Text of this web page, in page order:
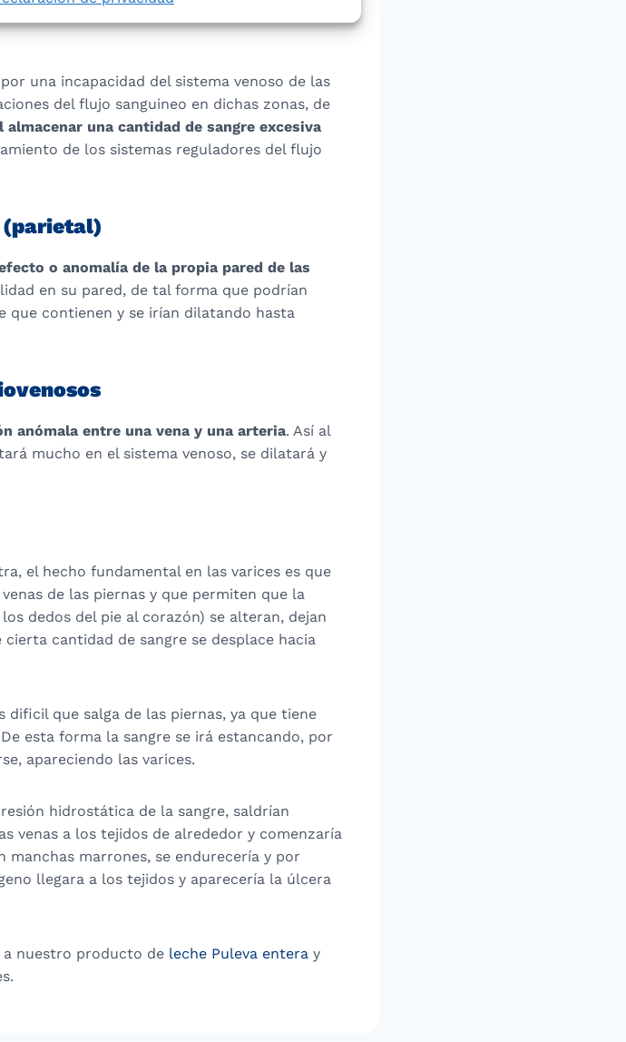
una incapacidad del sistema venoso de las
del flujo sanguineo en dichas zonas, de
una cantidad de sangre excesiva
de los sistemas reguladores del flujo
(parietal)
o anomalía de la propia pared de las
en su pared, de tal forma que podrían
que contienen y se irían dilatando hasta
anómala entre una vena y una arteria. Así al
mucho en el sistema venoso, se dilatará y
el hecho fundamental en las varices es que
de las piernas y que permiten que la
dedos del pie al corazón) se alteran, dejan
cantidad de sangre se desplace hacia
dificil que salga de las piernas, ya que tiene
esta forma la sangre se irá estancando, por
apareciendo las varices.
hidrostática de la sangre, saldrían
venas a los tejidos de alrededor y comenzaría
manchas marrones, se endurecería y por
llegara a los tejidos y aparecería la úlcera
a nuestro producto de leche Puleva entera y